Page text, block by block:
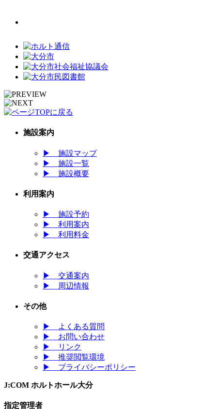
施設案内
▶ 施設マップ
▶ 施設一覧
▶ 施設概要
利用案内
▶ 施設予約
▶ 利用案内
▶ 利用料金
交通アクセス
▶ 交通案内
▶
周辺情報
その他
▶
よくある質問
▶ お問い合わせ
▶
リンク
▶ 推奨閲覧環境
▶ プライバシーポリシー
J:COM ホルトホール大分
指定管理者